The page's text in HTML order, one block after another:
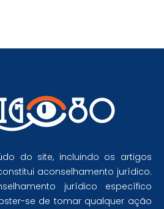
do site, incluindo os artigos
aconselhamento jurídico.
jurídico específico
se de tomar qualquer ação